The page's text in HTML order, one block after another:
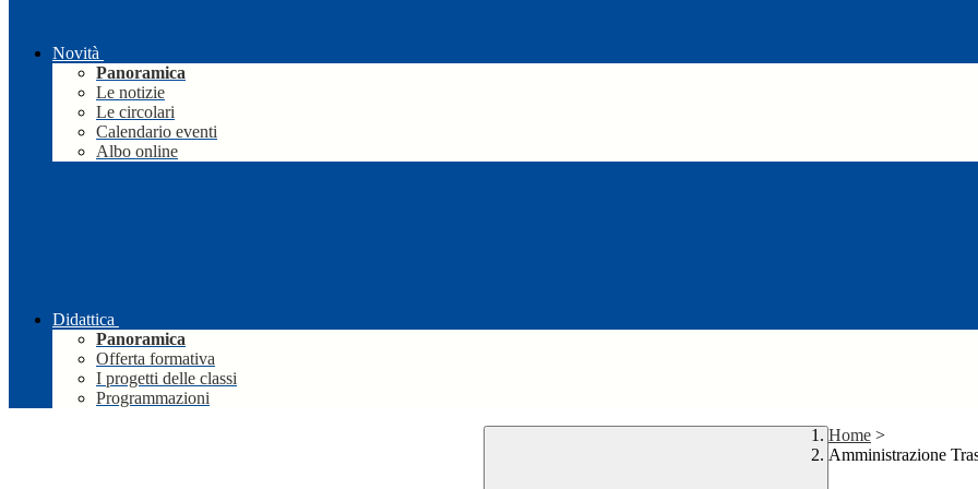
Novità
Panoramica
Le notizie
Le circolari
Calendario eventi
Albo online
Didattica
Panoramica
Offerta formativa
I progetti delle classi
Programmazioni
Home >
Amministrazione